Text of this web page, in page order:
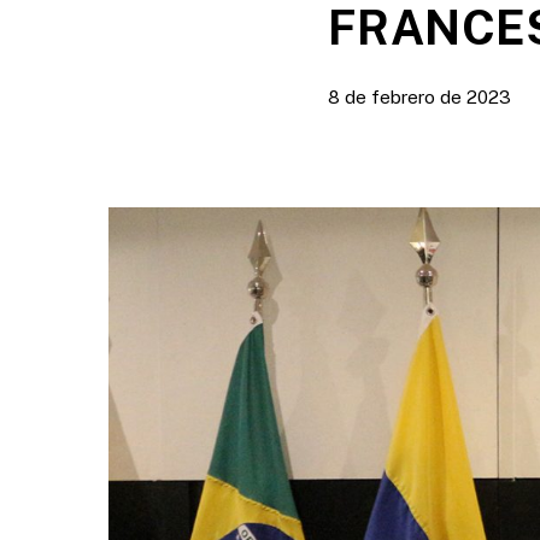
Presione enter para buscar o ESC para cerrar
8 de febrero de 2023